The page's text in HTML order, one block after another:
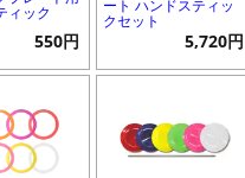
ィック
550円
ート ハンドスティッ
クセット
5,720円